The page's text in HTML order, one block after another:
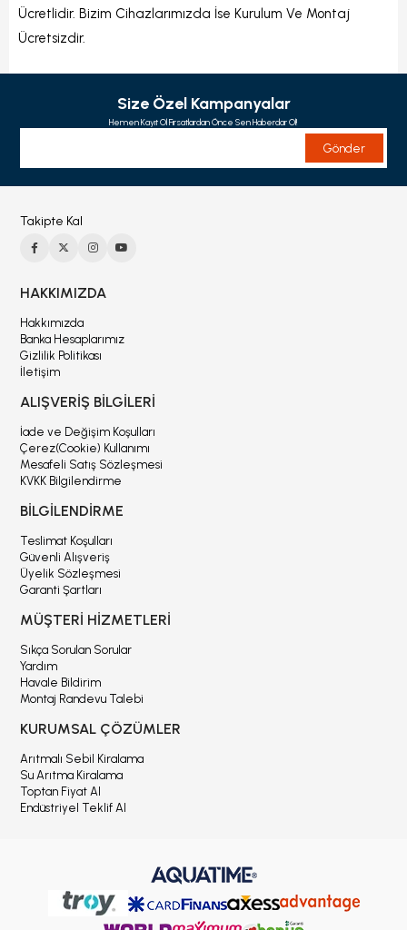
Ücretlidir. Bizim Cihazlarımızda İse Kurulum Ve Montaj
Ücretsizdir.
Size Özel Kampanyalar
Hemen Kayıt Ol Fırsatlardan Önce Sen Haberdar Ol!
Gönder
Takipte Kal
HAKKIMIZDA
Hakkımızda
Banka Hesaplarımız
Gizlilik Politikası
İletişim
ALIŞVERİŞ BİLGİLERİ
İade ve Değişim Koşulları
Çerez(Cookie) Kullanımı
Mesafeli Satış Sözleşmesi
KVKK Bilgilendirme
BİLGİLENDİRME
Teslimat Koşulları
Güvenli Alışveriş
Üyelik Sözleşmesi
Garanti Şartları
MÜŞTERİ HİZMETLERİ
Sıkça Sorulan Sorular
Yardım
Havale Bildirim
Montaj Randevu Talebi
KURUMSAL ÇÖZÜMLER
Arıtmalı Sebil Kiralama
Su Arıtma Kiralama
Toptan Fiyat Al
Endüstriyel Teklif Al